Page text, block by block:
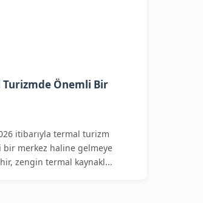
Önemli Bir
itibarıyla termal turizm
bir merkez haline gelmeye
zengin termal kaynakl...